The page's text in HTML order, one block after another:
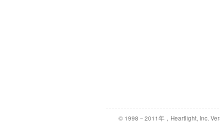
© 1998－2011年，Heartlight, Inc.